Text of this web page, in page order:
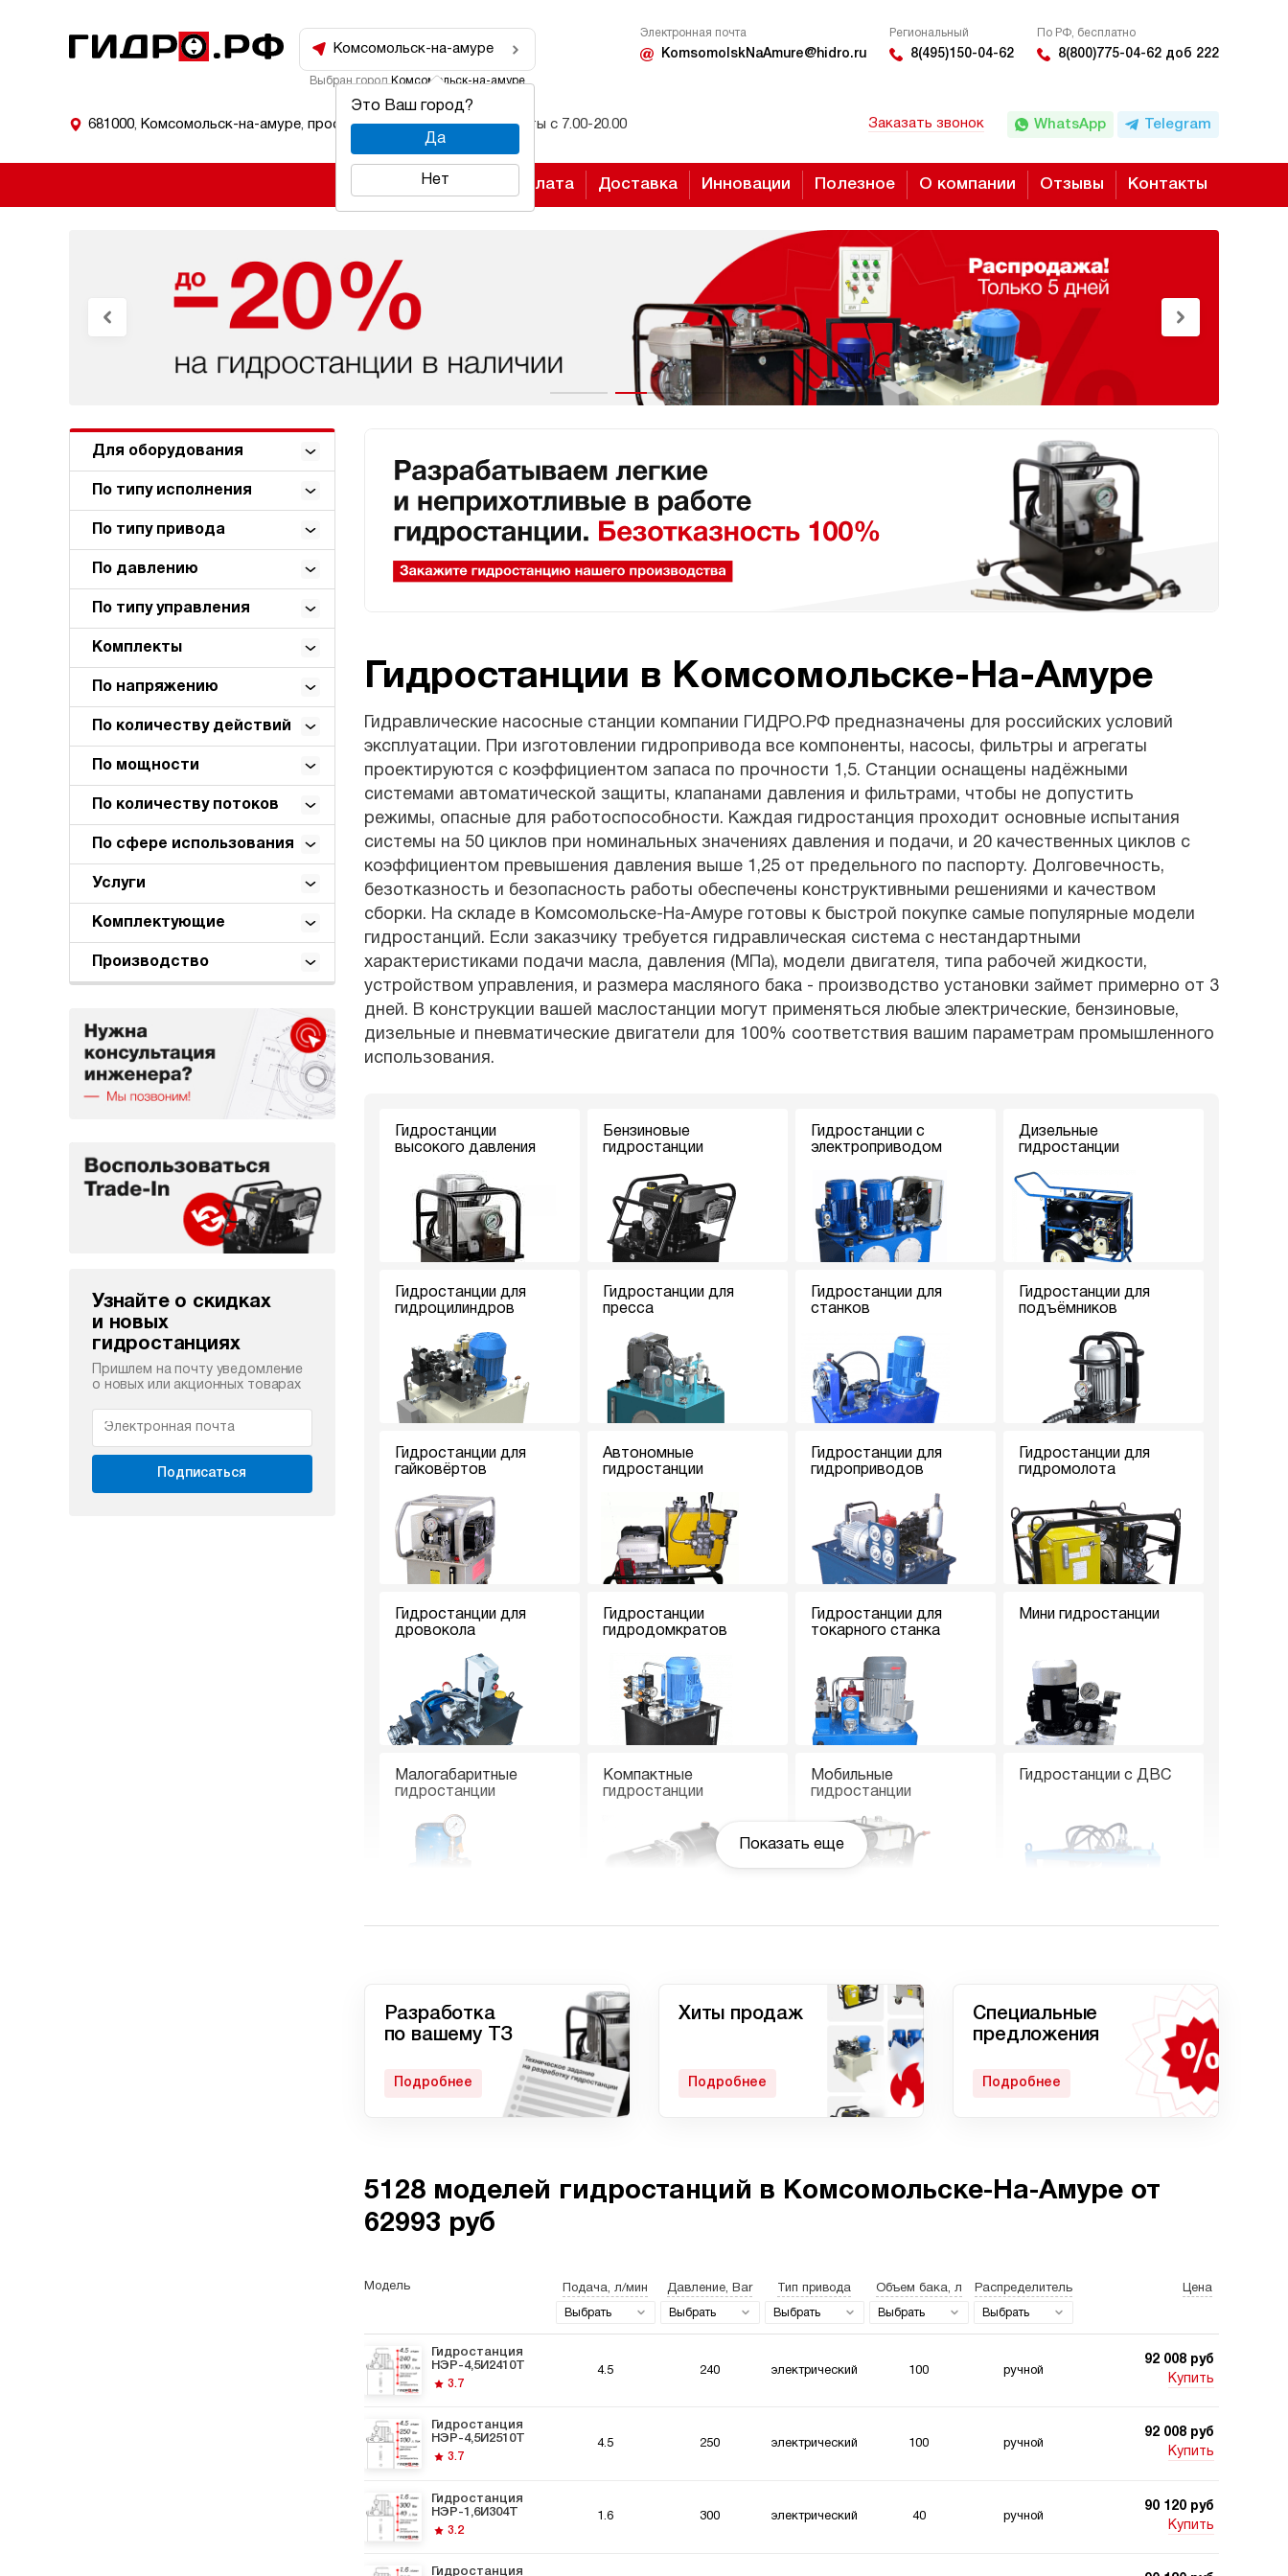
Комсомольск-на-амуре
Это Ваш город?
Да
Нет
Выбран город Комсомольск-на-амуре
Электронная почта
KomsomolskNaAmure@hidro.ru
Региональный
8(495)150-04-62
По РФ, бесплатно
8(800)775-04-62 доб 222
681000 Комсомольск-на-амуре проспект Мира Режим работы с 7.00-20.00 Заказать звонок WhatsApp Telegram
Оплата Доставка Инновации Полезное О компании Отзывы Контакты
Для оборудования
По типу исполнения
По типу привода
По давлению
По типу управления
Комплекты
По напряжению
По количеству действий
По мощности
По количеству потоков
По сфере использования
Услуги
Комплектующие
Производство
Узнайте о скидках
и новых
гидростанциях
Пришлем на почту уведомление
о новых или акционных товарах
Подписаться
Гидростанции в Комсомольске-На-Амуре
Гидравлические насосные станции компании ГИДРО.РФ предназначены для российских условий
эксплуатации. При изготовлении гидропривода все компоненты, насосы, фильтры и агрегаты
проектируются с коэффициентом запаса по прочности 1,5. Станции оснащены надёжными
системами автоматической защиты, клапанами давления и фильтрами, чтобы не допустить
режимы, опасные для работоспособности. Каждая гидростанция проходит основные испытания
системы на 50 циклов при номинальных значениях давления и подачи, и 20 качественных циклов с
коэффициентом превышения давления выше 1,25 от предельного по паспорту. Долговечность,
безотказность и безопасность работы обеспечены конструктивными решениями и качеством
сборки. На складе в Комсомольске-На-Амуре готовы к быстрой покупке самые популярные модели
гидростанций. Если заказчику требуется гидравлическая система с нестандартными
характеристиками подачи масла, давления (МПа), модели двигателя, типа рабочей жидкости,
устройством управления, и размера масляного бака - производство установки займет примерно от 3
дней. В конструкции вашей маслостанции могут применяться любые электрические, бензиновые,
дизельные и пневматические двигатели для 100% соответствия вашим параметрам промышленного
использования.
Гидростанции
высокого давления
Бензиновые
гидростанции
Гидростанции с
электроприводом
Дизельные
гидростанции
Гидростанции для
гидроцилиндров
Гидростанции для
пресса
Гидростанции для
станков
Гидростанции для
подъёмников
Гидростанции для
гайковёртов
Автономные
гидростанции
Гидростанции для
гидроприводов
Гидростанции для
гидромолота
Гидростанции для
дровокола
Гидростанции
гидродомкратов
Гидростанции для
токарного станка
Мини гидростанции
Малогабаритные
гидростанции
Компактные
гидростанции
Мобильные
гидростанции
Гидростанции с ДВС
Автоматические
Домкрат 100 тонн с
гидростанцией
Гидростанция
с домкратом
Гидростанции для
промышленного
оборудования
цилиндр с
Вольт для подъемника
шахт
Показать еще
Разработка
по вашему ТЗ
Подробнее
Хиты продаж
Подробнее
Специальные
предложения
Подробнее
5128 моделей гидростанций в Комсомольске-На-Амуре от
62993 руб
Модель Подача, л/мин
Выбрать
Давление, Bar
Выбрать
Тип привода
Выбрать
Объем бака, л
Выбрать
Распределитель
Выбрать
Цена
Гидростанция
НЭР-4,5И2410Т
3.7
92 008 руб
Купить
4.5 240 электрический 100 ручной
Гидростанция
НЭР-4,5И2510Т
3.7
92 008 руб
Купить
4.5 250 электрический 100 ручной
Гидростанция
НЭР-1,6И304Т
3.2
90 120 руб
Купить
1.6 300 электрический 40 ручной
Гидростанция